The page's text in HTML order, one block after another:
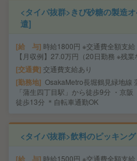
<タイパ抜群>きび砂糖の製造
遣]
給 与 時給1800円 ※交通費全額支給
【月収例】27.0万円（20日勤務 ※残業
交通費 交通費支給あり
勤務地 OsakaMetro長堀鶴見緑地線
「蒲生四丁目駅」から徒歩9分 ・京阪
徒歩13分 ＊自転車通勤OK
<タイパ抜群>飲料のピッキン
給 与 時給1500円 ※交通費全額支給